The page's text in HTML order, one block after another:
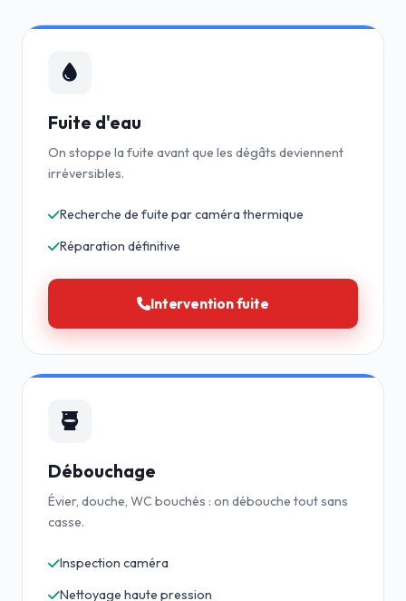
Fuite d'eau
On stoppe la fuite avant que les dégâts deviennent
irréversibles.
Recherche de fuite par caméra thermique
Réparation définitive
Intervention fuite
Débouchage
Évier, douche, WC bouchés : on débouche tout sans
casse.
Inspection caméra
Nettoyage haute pression